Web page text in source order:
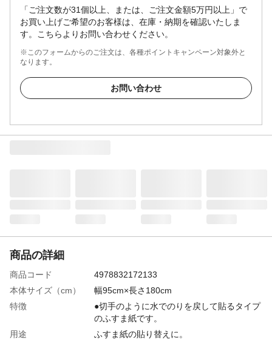
「ご注文数が31個以上、または、ご注文金額5万円以上」で
お買い上げご希望のお客様は、在庫・納期を確認いたしま
す。こちらよりお問い合わせください。
※このフォームからのご注文は、各種ポイントキャンペーン対象外と
なります。
お問い合わせ
商品の詳細
商品コード
4978832172133
本体サイズ（cm）
幅95cm×長さ180cm
特徴
●切手のように水でのりを戻して貼るタイプ
のふすま紙です。
用途
ふすま紙の貼り替えに。